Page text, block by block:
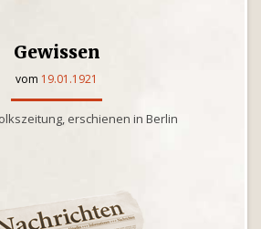
Gewissen
vom 19.01.1921
erschienen in Berlin